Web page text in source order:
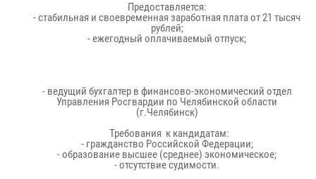
Предоставляется:
- стабильная и своевременная заработная плата от 21 тысяч
рублей;
- ежегодный оплачиваемый отпуск;
- ведущий бухгалтер в финансово-экономический отдел
Управления Росгвардии по Челябинской области
(г.Челябинск)
Требования к кандидатам:
- гражданство Российской Федерации;
- образование высшее (среднее) экономическое;
- отсутствие судимости.